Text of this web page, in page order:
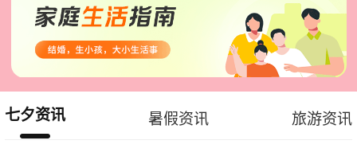
七夕资讯 暑假资讯 旅游资讯